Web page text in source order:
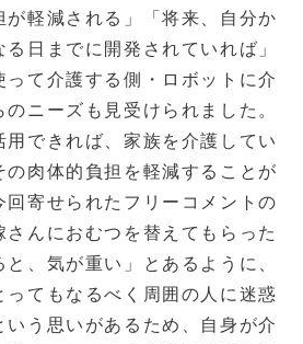
軽減される」「将来、自分か
日までに開発されていれば」
って介護する側・ロボットに介
ニーズも見受けられました。
用できれば、家族を介護してい
の肉体的負担を軽減することが
回寄せられたフリーコメントの
んにおむつを替えてもらった
、気が重い」とあるように、
ってもなるべく周囲の人に迷惑
いう思いがあるため、自身が介